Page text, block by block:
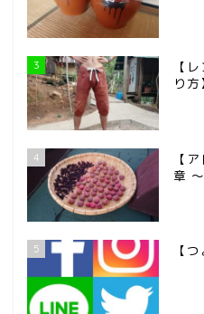
3
【
り方
4
【
章
5 【